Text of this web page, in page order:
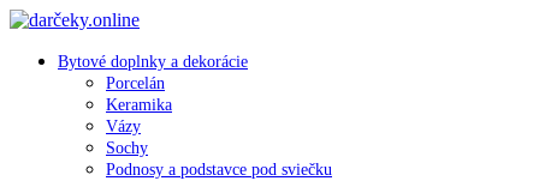
Bytové doplnky a dekorácie
Porcelán
Keramika
Vázy
Sochy
Podnosy a podstavce pod sviečku